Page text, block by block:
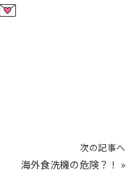
次の記事へ
海外食洗機の危険？！ »